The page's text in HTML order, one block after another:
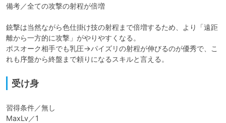
備考／全ての攻撃の射程が倍増
銃撃は当然ながら色仕掛け技の射程まで倍増するため、より「遠距
離から一方的に攻撃」がやりやすくなる。
ボスオーク相手でも乳圧→パイズリの射程が伸びるのが優秀で、こ
れも序盤から終盤まで頼りになるスキルと言える。
受け身
習得条件／無し
MaxLv／1